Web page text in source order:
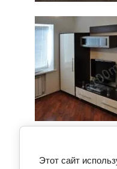
Этот сайт